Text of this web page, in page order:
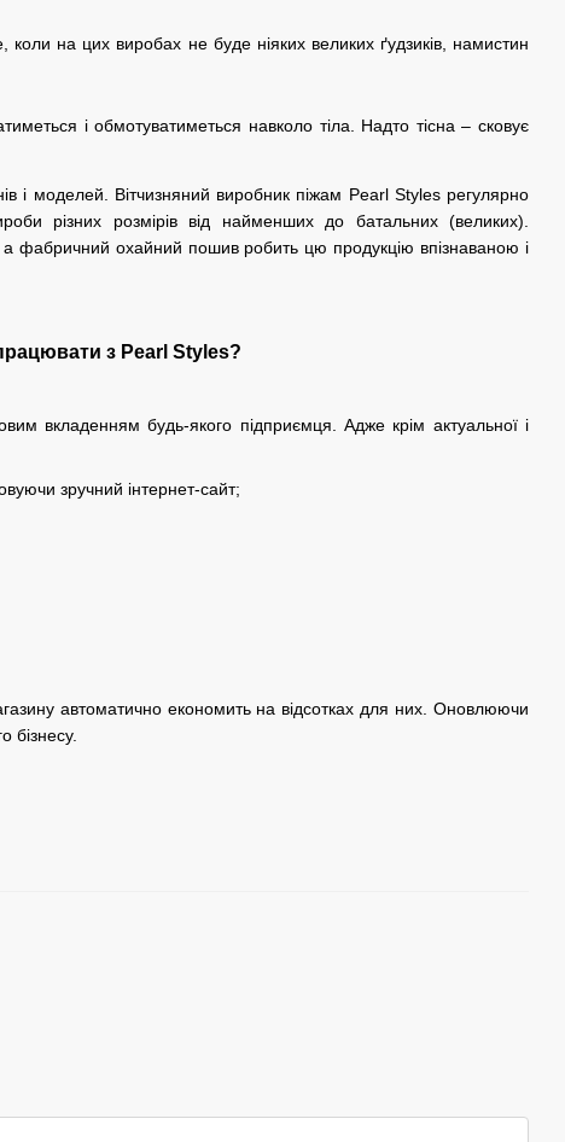
на цих виробах не буде ніяких великих ґудзиків, намистин
і обмотуватиметься навколо тіла. Надто тісна – сковує
і моделей. Вітчизняний виробник піжам Pearl Styles регулярно
різних розмірів від найменших до батальних (великих).
а фабричний охайний пошив робить цю продукцію впізнаваною і
з Pearl Styles?
вкладенням будь-якого підприємця. Адже крім актуальної і
зручний інтернет-сайт;
автоматично економить на відсотках для них. Оновлюючи
бізнесу.